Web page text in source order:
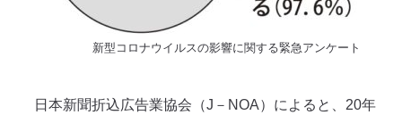
新型コロナウイルスの影響に関する緊急アンケート
日本新聞折込広告業協会（J－NOA）によると、20年